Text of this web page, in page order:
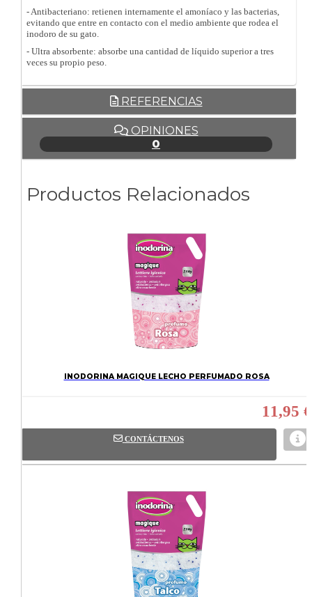
- Antibacteriano: retienen internamente el amoníaco y las bacterias,
evitando que entre en contacto con el medio ambiente que rodea el
inodoro de su gato.
- Ultra absorbente: absorbe una cantidad de líquido superior a tres
veces su propio peso.
REFERENCIAS
OPINIONES
0
Productos Relacionados
INODORINA MAGIQUE LECHO PERFUMADO ROSA
11,95 €
CONTÁCTENOS